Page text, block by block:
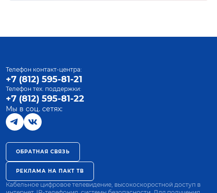
Телефон контакт-центра:
+7 (812) 595-81-21
Телефон тех. поддержки:
+7 (812) 595-81-22
Мы в соц. сетях:
ОБРАТНАЯ СВЯЗЬ
РЕКЛАМА НА ПАКТ ТВ
Кабельное цифровое телевидение, высокоскоростной доступ в